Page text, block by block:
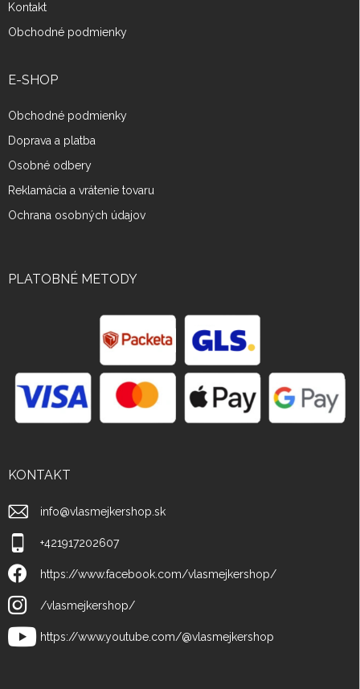
Kontakt
Obchodné podmienky
E-SHOP
Obchodné podmienky
Doprava a platba
Osobné odbery
Reklamácia a vrátenie tovaru
Ochrana osobných údajov
PLATOBNÉ METODY
KONTAKT
info@vlasmejkershop.sk
+421917202607
https://www.facebook.com/vlasmejkershop/
/vlasmejkershop/
https://www.youtube.com/@vlasmejkershop